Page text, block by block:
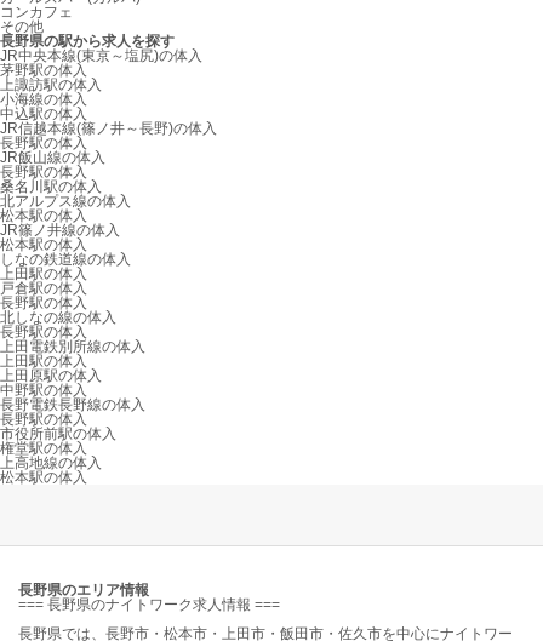
コンカフェ
その他
長野県の駅から求人を探す
JR中央本線(東京～塩尻)の体入
茅野駅の体入
上諏訪駅の体入
小海線の体入
中込駅の体入
JR信越本線(篠ノ井～長野)の体入
長野駅の体入
JR飯山線の体入
長野駅の体入
桑名川駅の体入
北アルプス線の体入
松本駅の体入
JR篠ノ井線の体入
松本駅の体入
しなの鉄道線の体入
上田駅の体入
戸倉駅の体入
長野駅の体入
北しなの線の体入
長野駅の体入
上田電鉄別所線の体入
上田駅の体入
上田原駅の体入
中野駅の体入
長野電鉄長野線の体入
長野駅の体入
市役所前駅の体入
権堂駅の体入
上高地線の体入
松本駅の体入
長野県のエリア情報
=== 長野県のナイトワーク求人情報 ===
長野県では、長野市・松本市・上田市・飯田市・佐久市を中心にナイトワー